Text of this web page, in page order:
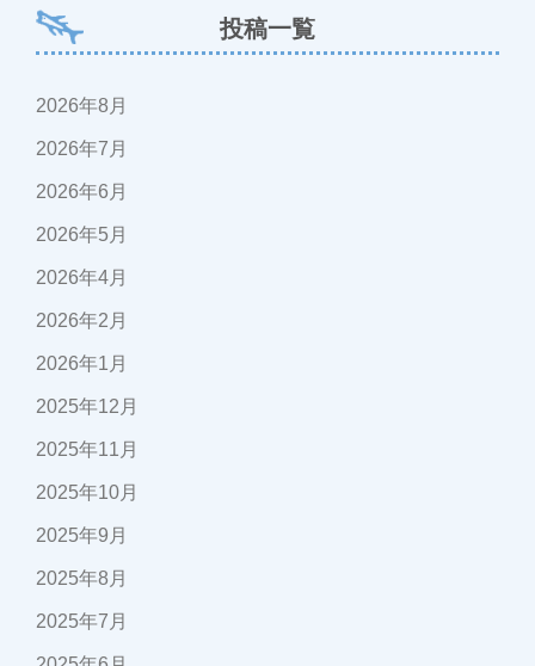
投稿一覧
2026年8月
2026年7月
2026年6月
2026年5月
2026年4月
2026年2月
2026年1月
2025年12月
2025年11月
2025年10月
2025年9月
2025年8月
2025年7月